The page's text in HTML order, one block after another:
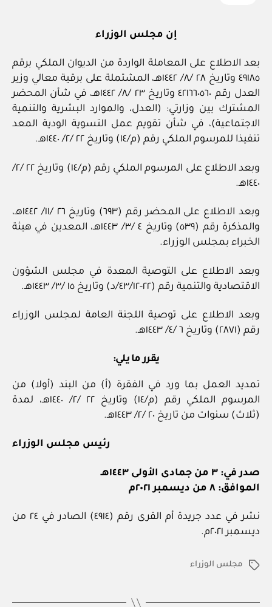
إن مجلس الوزراء
بعد الاطلاع على المعاملة الواردة من الديوان الملكي برقم
٤٩١٨٥ وتاريخ ٢٨ /٨/ ١٤٤٢هـ، المشتملة على برقية معالي وزير
العدل رقم ٤٢١٦٦٠٥٦٠ وتاريخ ٢٣ /٨/ ١٤٤٢هـ، في شأن المحضر
المشترك بين وزارتي: (العدل، والموارد البشرية والتنمية
الاجتماعية)، في شأن تقويم عمل التسوية الودية المعد
تنفيذا للمرسوم الملكي رقم (م/١٤) وتاريخ ٢٢ /٢/ ١٤٤٠هـ.
وبعد الاطلاع على المرسوم الملكي رقم (م/١٤) وتاريخ ٢٢ /٢/
١٤٤٠هـ.
وبعد الاطلاع على المحضر رقم (٦٩٣) وتاريخ ٢٦ /١١/ ١٤٤٢هـ،
والمذكرة رقم (٥٣٩) وتاريخ ٤ /٣/ ١٤٤٣هـ، المعدين في هيئة
الخبراء بمجلس الوزراء.
وبعد الاطلاع على التوصية المعدة في مجلس الشؤون
الاقتصادية والتنمية رقم (٢٢-٤٣/١٢/د) وتاريخ ١٥ /٣/ ١٤٤٣هـ.
وبعد الاطلاع على توصية اللجنة العامة لمجلس الوزراء
رقم (٢٨٧١) وتاريخ ٦ /٤/ ١٤٤٣هـ.
يقرر ما يلي:
تمديد العمل بما ورد في الفقرة (أ) من البند (أولا) من
المرسوم الملكي رقم (م/١٤) وتاريخ ٢٢ /٢/ ١٤٤٠هـ، لمدة
(ثلاث) سنوات من تاريخ ٢٠ /٢/ ١٤٤٣هـ.
رئيس مجلس الوزراء
صدر في: ٣ من جمادى الأولى ١٤٤٣هـ
الموافق: ٨ من ديسمبر ٢٠٢١م
نشر في عدد جريدة أم القرى رقم (٤٩١٤) الصادر في ٢٤ من
ديسمبر ٢٠٢١م.
الوسوممجلس الوزراء